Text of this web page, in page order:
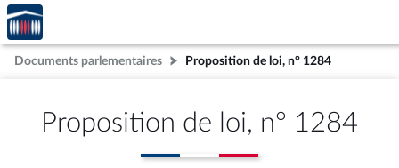
Aller au contenu
Aller en bas de la page
Accèder
à la
page
d'accueil
Documents parlementaires Proposition de loi, n° 1284
Proposition de loi, n° 1284